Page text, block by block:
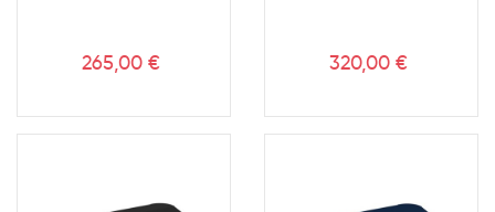
Prezzo
265,00 € Prezzo
320,00 €